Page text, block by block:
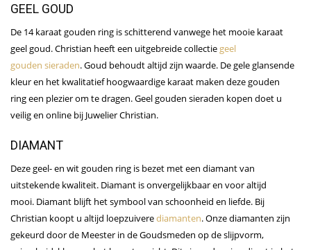
GEEL GOUD
De 14 karaat gouden ring is schitterend vanwege het mooie karaat
geel goud. Christian heeft een uitgebreide collectie geel
gouden sieraden. Goud behoudt altijd zijn waarde. De gele glansende
kleur en het kwalitatief hoogwaardige karaat maken deze gouden
ring een plezier om te dragen. Geel gouden sieraden kopen doet u
veilig en online bij Juwelier Christian.
DIAMANT
Deze geel- en wit gouden ring is bezet met een diamant van
uitstekende kwaliteit. Diamant is onvergelijkbaar en voor altijd
mooi. Diamant blijft het symbool van schoonheid en liefde. Bij
Christian koopt u altijd loepzuiverediamanten. Onze diamanten zijn
gekeurd door de Meester in de Goudsmeden op de slijpvorm,